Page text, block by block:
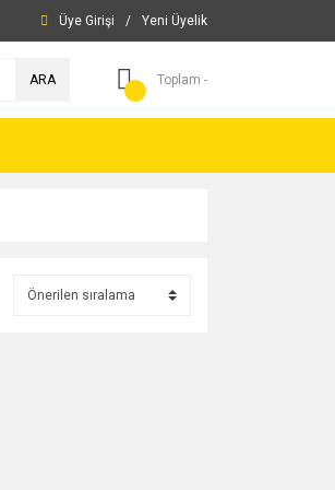
Üye Girişi / Yeni Üyelik
ARA Toplam -